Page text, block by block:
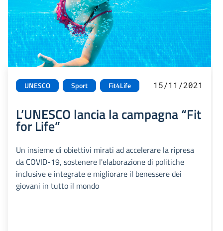
UNESCO Sport Fit4Life 15/11/2021
L’UNESCO lancia la campagna “Fit
for Life”
Un insieme di obiettivi mirati ad accelerare la ripresa
da COVID-19, sostenere l'elaborazione di politiche
inclusive e integrate e migliorare il benessere dei
giovani in tutto il mondo